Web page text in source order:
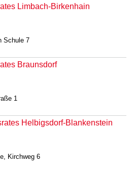
Limbach-Birkenhain
Schule 7
Braunsdorf
1
Helbigsdorf-Blankenstein
Kirchweg 6